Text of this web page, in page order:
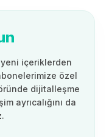
içeriklerden
özel
dijitalleşme
ayrıcalığını da